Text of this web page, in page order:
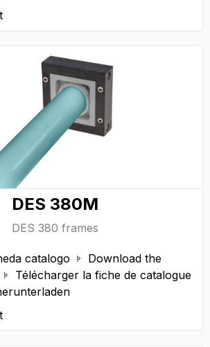
DES 380M
DES 380 frames
catalogo 
Download the
 Télécharger la fiche de catalogue